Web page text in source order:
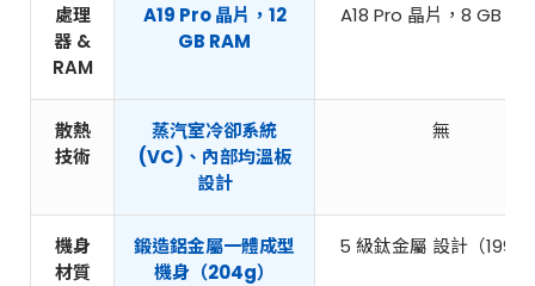
處理
器 &
RAM
A19 Pro 晶片，12
GB RAM
A18 Pro 晶片，8 GB
散熱
技術
蒸汽室冷卻系統
(VC)、內部均溫板
設計
無
機身
材質
鍛造鋁金屬一體成型
機身（204g）
5 級鈦金屬 設計（199g